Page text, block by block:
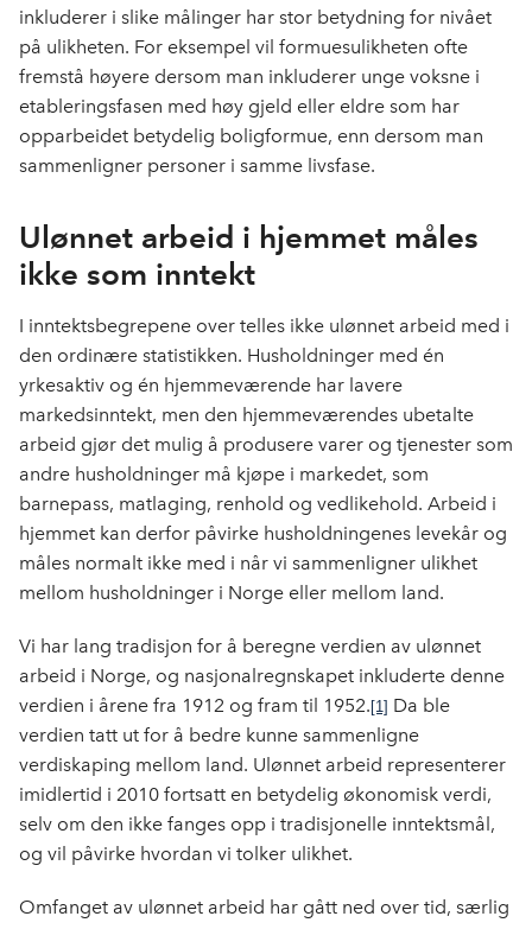
inkluderer i slike målinger har stor betydning for nivået
på ulikheten. For eksempel vil formuesulikheten ofte
fremstå høyere dersom man inkluderer unge voksne i
etableringsfasen med høy gjeld eller eldre som har
opparbeidet betydelig boligformue, enn dersom man
sammenligner personer i samme livsfase.
Ulønnet arbeid i hjemmet måles
ikke som inntekt
I inntektsbegrepene over telles ikke ulønnet arbeid med i
den ordinære statistikken. Husholdninger med én
yrkesaktiv og én hjemmeværende har lavere
markedsinntekt, men den hjemmeværendes ubetalte
arbeid gjør det mulig å produsere varer og tjenester som
andre husholdninger må kjøpe i markedet, som
barnepass, matlaging, renhold og vedlikehold. Arbeid i
hjemmet kan derfor påvirke husholdningenes levekår og
måles normalt ikke med i når vi sammenligner ulikhet
mellom husholdninger i Norge eller mellom land.
Vi har lang tradisjon for å beregne verdien av ulønnet
arbeid i Norge, og nasjonalregnskapet inkluderte denne
verdien i årene fra 1912 og fram til 1952.[1] Da ble
verdien tatt ut for å bedre kunne sammenligne
verdiskaping mellom land. Ulønnet arbeid representerer
imidlertid i 2010 fortsatt en betydelig økonomisk verdi,
selv om den ikke fanges opp i tradisjonelle inntektsmål,
og vil påvirke hvordan vi tolker ulikhet.
Omfanget av ulønnet arbeid har gått ned over tid, særlig